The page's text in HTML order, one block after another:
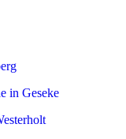
in Geseke